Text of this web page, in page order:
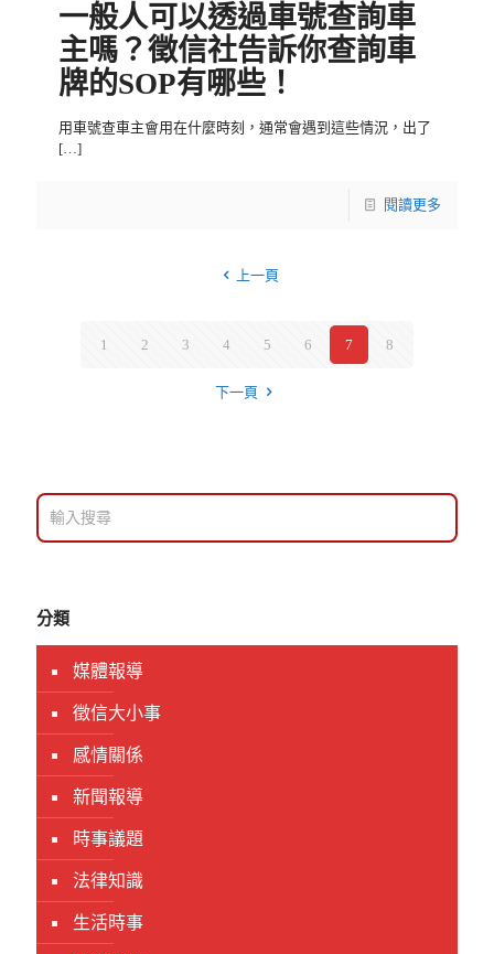
一般人可以透過車號查詢車
主嗎？徵信社告訴你查詢車
牌的SOP有哪些！
用車號查車主會用在什麼時刻，通常會遇到這些情況，出了
[…]
閱讀更多
上一頁
1 2 3 4 5 6 7 8
下一頁
分類
媒體報導
徵信大小事
感情關係
新聞報導
時事議題
法律知識
生活時事